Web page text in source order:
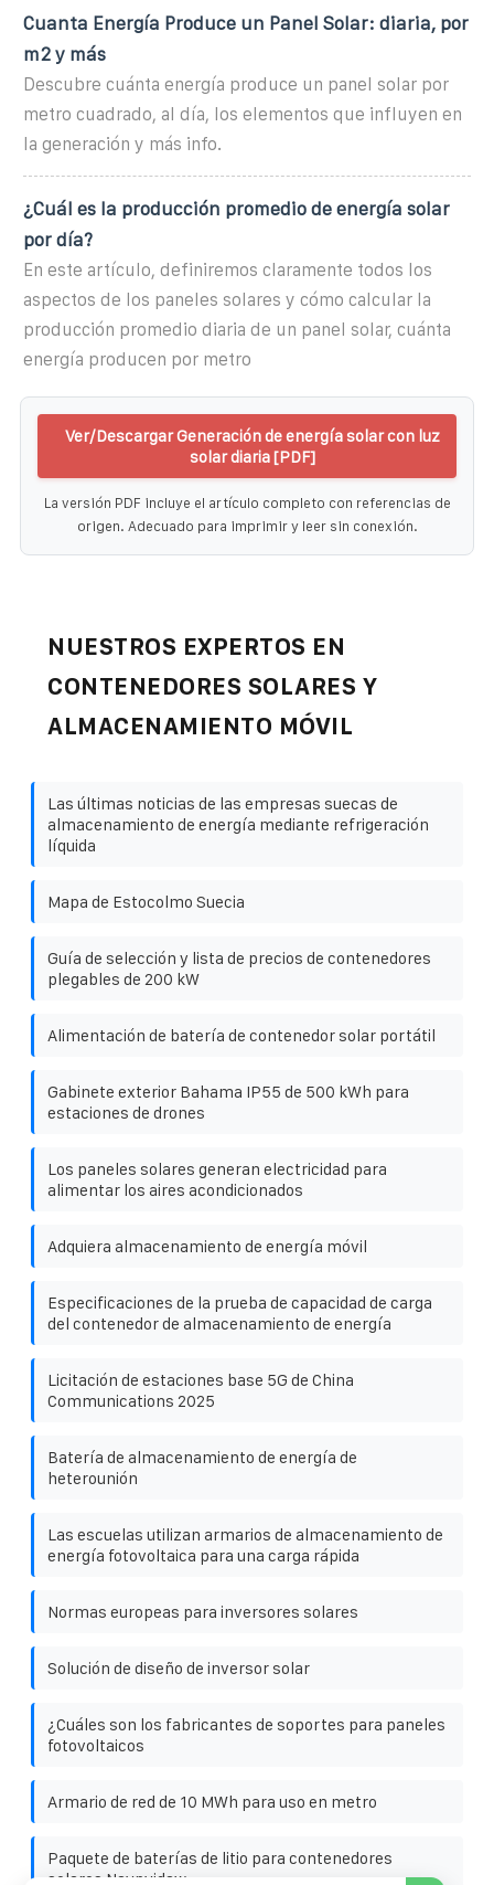
Cuanta Energía Produce un Panel Solar: diaria, por
m2 y más
Descubre cuánta energía produce un panel solar por
metro cuadrado, al día, los elementos que influyen en
la generación y más info.
¿Cuál es la producción promedio de energía solar
por día?
En este artículo, definiremos claramente todos los
aspectos de los paneles solares y cómo calcular la
producción promedio diaria de un panel solar, cuánta
energía producen por metro
Ver/Descargar Generación de energía solar con luz
solar diaria [PDF]
La versión PDF incluye el artículo completo con referencias de
origen. Adecuado para imprimir y leer sin conexión.
NUESTROS EXPERTOS EN
CONTENEDORES SOLARES Y
ALMACENAMIENTO MÓVIL
Las últimas noticias de las empresas suecas de
almacenamiento de energía mediante refrigeración
líquida
Mapa de Estocolmo Suecia
Guía de selección y lista de precios de contenedores
plegables de 200 kW
Alimentación de batería de contenedor solar portátil
Gabinete exterior Bahama IP55 de 500 kWh para
estaciones de drones
Los paneles solares generan electricidad para
alimentar los aires acondicionados
Adquiera almacenamiento de energía móvil
Especificaciones de la prueba de capacidad de carga
del contenedor de almacenamiento de energía
Licitación de estaciones base 5G de China
Communications 2025
Batería de almacenamiento de energía de
heterounión
Las escuelas utilizan armarios de almacenamiento de
energía fotovoltaica para una carga rápida
Normas europeas para inversores solares
Solución de diseño de inversor solar
¿Cuáles son los fabricantes de soportes para paneles
fotovoltaicos
Armario de red de 10 MWh para uso en metro
Paquete de baterías de litio para contenedores
solares Naypyidaw